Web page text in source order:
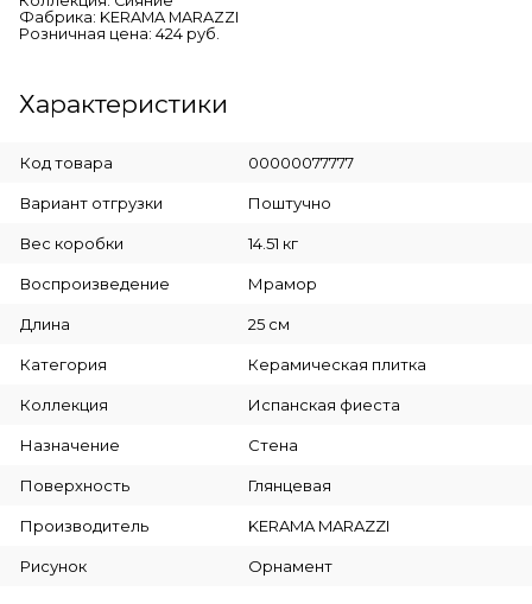
Фабрика: KERAMA MARAZZI
Розничная цена: 424 руб.
Характеристики
Код товара 00000077777
Вариант отгрузки Поштучно
Вес коробки 14.51 кг
Воспроизведение Мрамор
Длина 25 см
Категория Керамическая плитка
Коллекция Испанская фиеста
Назначение Стена
Поверхность Глянцевая
Производитель KERAMA MARAZZI
Рисунок Орнамент